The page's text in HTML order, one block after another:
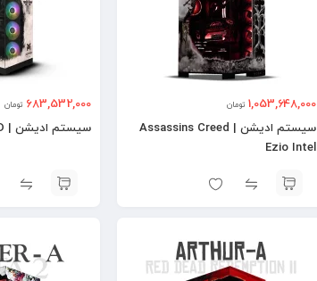
1,053,648,000 تومان
سیستم ادیشن | Assassins Creed
Ezio Intel
683,532,000 تومان
سیستم ادیشن | TLOU Clicker AMD